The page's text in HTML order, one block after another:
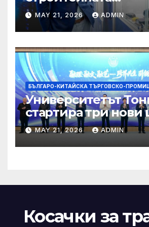
трансформация на
чрез приемане на
MAY 21, 2026 ADMIN
БЪЛГАРО-КИТАЙСКА ТЪРГОВСКО-
Университетът
стартира три нови
за обучение
MAY 21, 2026 ADMIN
Косачки за